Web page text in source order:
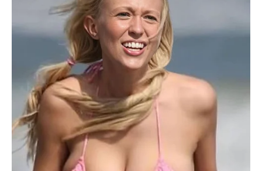
Sudbina te je testirala kroz:
finansijske uspone i padove
emotivne odnose u kojima si davao više nego što si
dobijao
osećaj da se sigurnost stalno mora zaslužiti
Ova godina donosi kraj tog obrasca